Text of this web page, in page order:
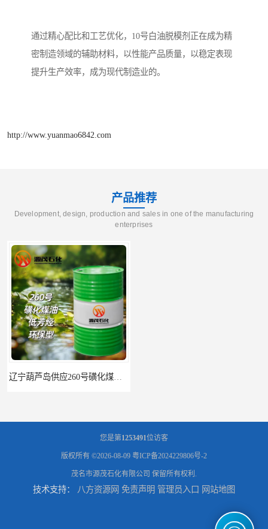
通过精心配比和工艺优化，10号白油脱模剂正在成为精
密制造领域的辅助材料，以性能产品质量，以稳定表现
提升生产效率，成为现代制造业的。
http://www.yuanmao6842.com
产品推荐
Development, design, production and sales in one of the manufacturing
enterprises
您是第1253491位访客
版权所有 ©2026-08-09 粤ICP备2024229806号-2
茂名市源茂石化有限公司 保留所有权利.
技术支持： 八方资源网 免责声明 管理员入口 网站地图